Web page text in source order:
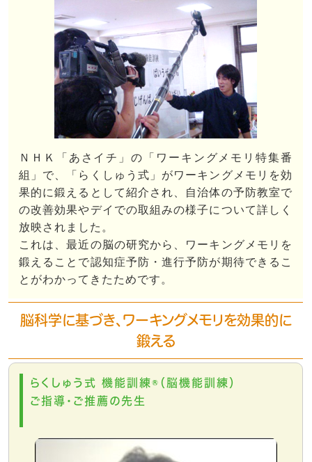
ＮＨＫ「あさイチ」の「ワーキングメモリ特集番
組」で、「らくしゅう式」がワーキングメモリを効
果的に鍛えるとして紹介され、自治体の予防教室で
の改善効果やデイでの取組みの様子について詳しく
放映されました。
これは、最近の脳の研究から、ワーキングメモリを
鍛えることで認知症予防・進行予防が期待できるこ
とがわかってきたためです。
脳科学に基づき、ワーキングメモリを効果的に
鍛える
らくしゅう式 機能訓練®（脳機能訓練）
ご指導・ご推薦の先生